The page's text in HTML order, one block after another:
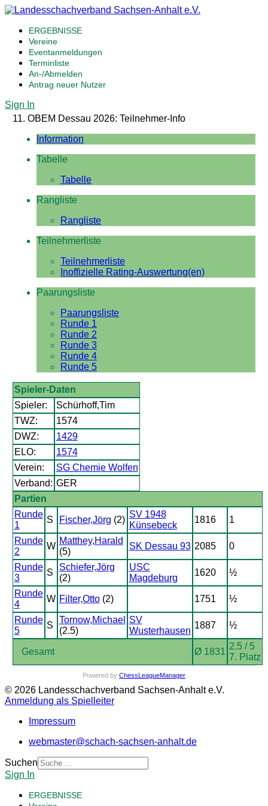
ERGEBNISSE
Vereine
Eventanmeldungen
Terminliste
An-/Abmelden
Antrag neuer Nutzer
Sign In
11. OBEM Dessau 2026: Teilnehmer-Info
Information
Tabelle
Tabelle
Rangliste
Rangliste
Teilnehmerliste
Teilnehmerliste
Inoffizielle Rating-Auswertung(en)
Paarungsliste
Paarungsliste
Runde 1
Runde 2
Runde 3
Runde 4
Runde 5
Spieler-Daten
Spieler:
Schürhoff,Tim
TWZ:
1574
DWZ:
1429
ELO:
1574
Verein:
SG Chemie Wolfen
Verband: GER
Partien
Runde
1
S Fischer,Jörg (2)
SV 1948
Künsebeck
1816 1
Runde
2
W
Matthey,Harald
(5)
SK Dessau 93 2085 0
Runde
3
S
Schiefer,Jörg
(2)
USC
Magdeburg
1620 ½
Runde
4
W Filter,Otto(2) 1751 ½
Runde
5
S
Tornow,Michael
(2.5)
SV
Wusterhausen
1887 ½
Gesamt Ø 1831
2.5 / 5
7. Platz
Powered by ChessLeagueManager
© 2026 Landesschachverband Sachsen-Anhalt e.V.
Anmeldung als Spielleiter
Impressum
webmaster@schach-sachsen-anhalt.de
Suchen
Sign In
ERGEBNISSE